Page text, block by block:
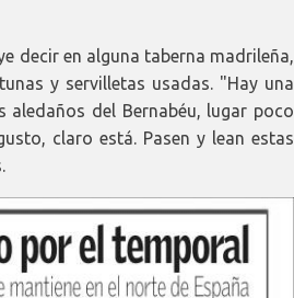
decir en alguna taberna madrileña,
y servilletas usadas. "Hay una
del Bernabéu, lugar poco
claro está. Pasen y lean estas